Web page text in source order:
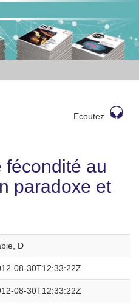
Ecoutez
fécondité au
paradoxe et
D
08-30T12:33:22Z
08-30T12:33:22Z